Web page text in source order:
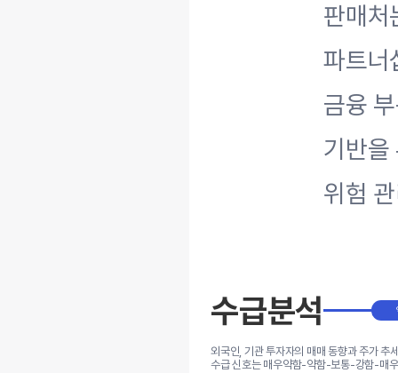
판매처
파트너
금융
기반을
위험
수급분석
외국인, 기관 투자자의 매매 동향과 주가 추
수급 신호는 매우약함-약함-보통-강함-매